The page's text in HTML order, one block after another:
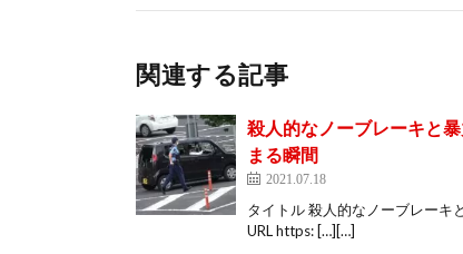
関連する記事
殺人的なノーブレーキと
まる瞬間
2021.07.18
タイトル 殺人的なノーブレーキ
URL https: […][…]